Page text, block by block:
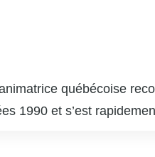
québécoise
1990 et s’est